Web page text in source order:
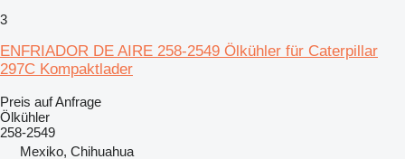
3
ENFRIADOR DE AIRE 258-2549 Ölkühler für Caterpillar
297C Kompaktlader
Preis auf Anfrage
Ölkühler
258-2549
Mexiko, Chihuahua